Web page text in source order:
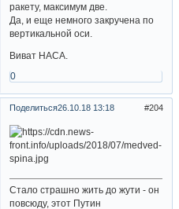
ракету, максимум две.
Да, и еще немного закручена по
вертикальной оси.
Виват НАСА.
0
Поделиться 204
26.10.18 13:18
Стало страшно жить до жути - он
повсюду, этот Путин